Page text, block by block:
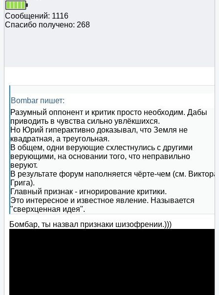
Сообщений: 1116
Спасибо получено: 268
Bombar пишет:
Разумный оппонент и критик просто необходим. Дабы
приводить в чувства сильно увлёкшихся.
Но Юрий гиперактивно доказывал, что Земля не
квадратная, а треугольная.
В общем, одни верующие схлестнулись с другими
верующими, на основании того, что неправильно
веруют.
В результате форум наполняется чёрте-чем (см. Виктора
Грига).
Главный признак - игнорирование критики.
Это интересное и известное явление. Называется
"сверхценная идея".
Бомбар, ты назвал признаки шизофрении.)))